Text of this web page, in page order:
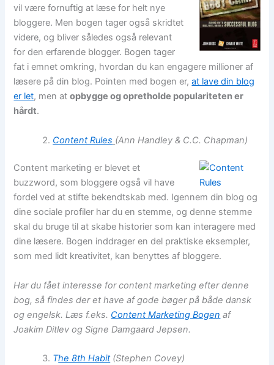
vil være fornuftig at læse for helt nye
bloggere. Men bogen tager også skridtet
videre, og bliver således også relevant
for den erfarende blogger. Bogen tager
fat i emnet omkring, hvordan du kan engagere millioner af
læsere på din blog. Pointen med bogen er,at lave din blog
er let, men atopbygge og opretholde populariteten er
hårdt.
Content Rules (Ann Handley & C.C. Chapman)
Content marketing er blevet et
buzzword, som bloggere også vil have
fordel ved at stifte bekendtskab med. Igennem din blog og
dine sociale profiler har du en stemme, og denne stemme
skal du bruge til at skabe historier som kan interagere med
dine læsere. Bogen inddrager en del praktiske eksempler,
som med lidt kreativitet, kan benyttes af bloggere.
Har du fået interesse for content marketing efter denne
bog, så findes der et have af gode bøger på både dansk
og engelsk. Læs f.eks. Content Marketing Bogen af
Joakim Ditlev og Signe Damgaard Jepsen.
The 8th Habit(Stephen Covey)